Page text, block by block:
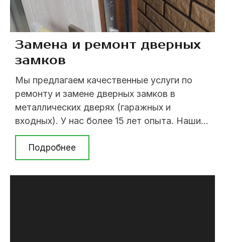
Замена и ремонт дверных
замков
Мы предлагаем качественные услуги по
ремонту и замене дверных замков в
металлических дверях (гаражных и
входных). У нас более 15 лет опыта. Наши
мастера быстро заменят и отремонтируют
Ваш замок. Мы работаем по Киеву и
ответим на все возникшие вопросы,
звоните (063) 237-07-79; (098) 394-62-08;
Подробнее